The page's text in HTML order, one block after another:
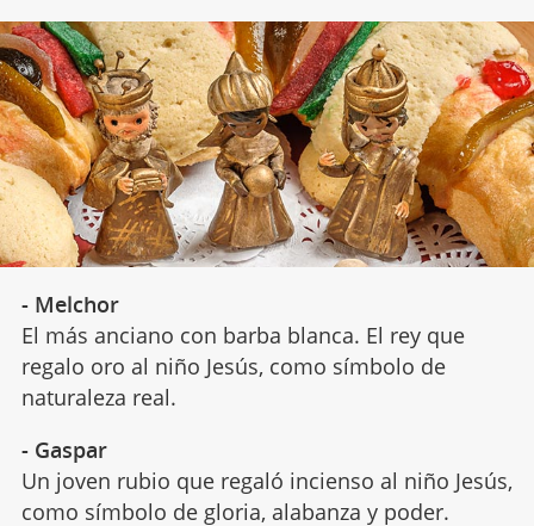
- Melchor
El más anciano con barba blanca. El rey que
regalo oro al niño Jesús, como símbolo de
naturaleza real.
- Gaspar
Un joven rubio que regaló incienso al niño Jesús,
como símbolo de gloria, alabanza y poder.